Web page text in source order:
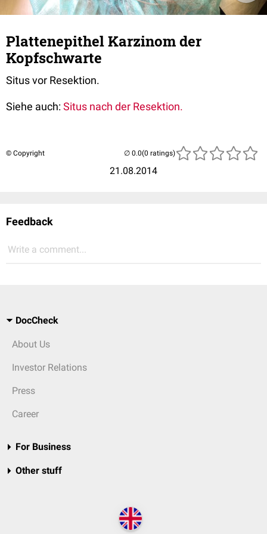
Plattenepithel Karzinom der
Kopfschwarte
Situs vor Resektion.
Siehe auch:Situs nach der Resektion.
© Copyright
21.08.2014
(0 ratings)
Feedback
Write a comment...
DocCheck
About Us
Investor Relations
Press
Career
For Business
Other stuff